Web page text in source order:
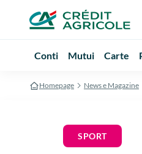
Conti Mutui Carte
Homepage News e Magazine
SPORT